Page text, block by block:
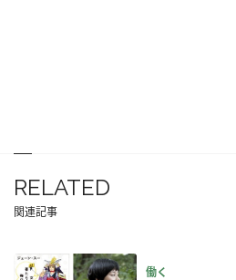
RELATED
関連記事
働く